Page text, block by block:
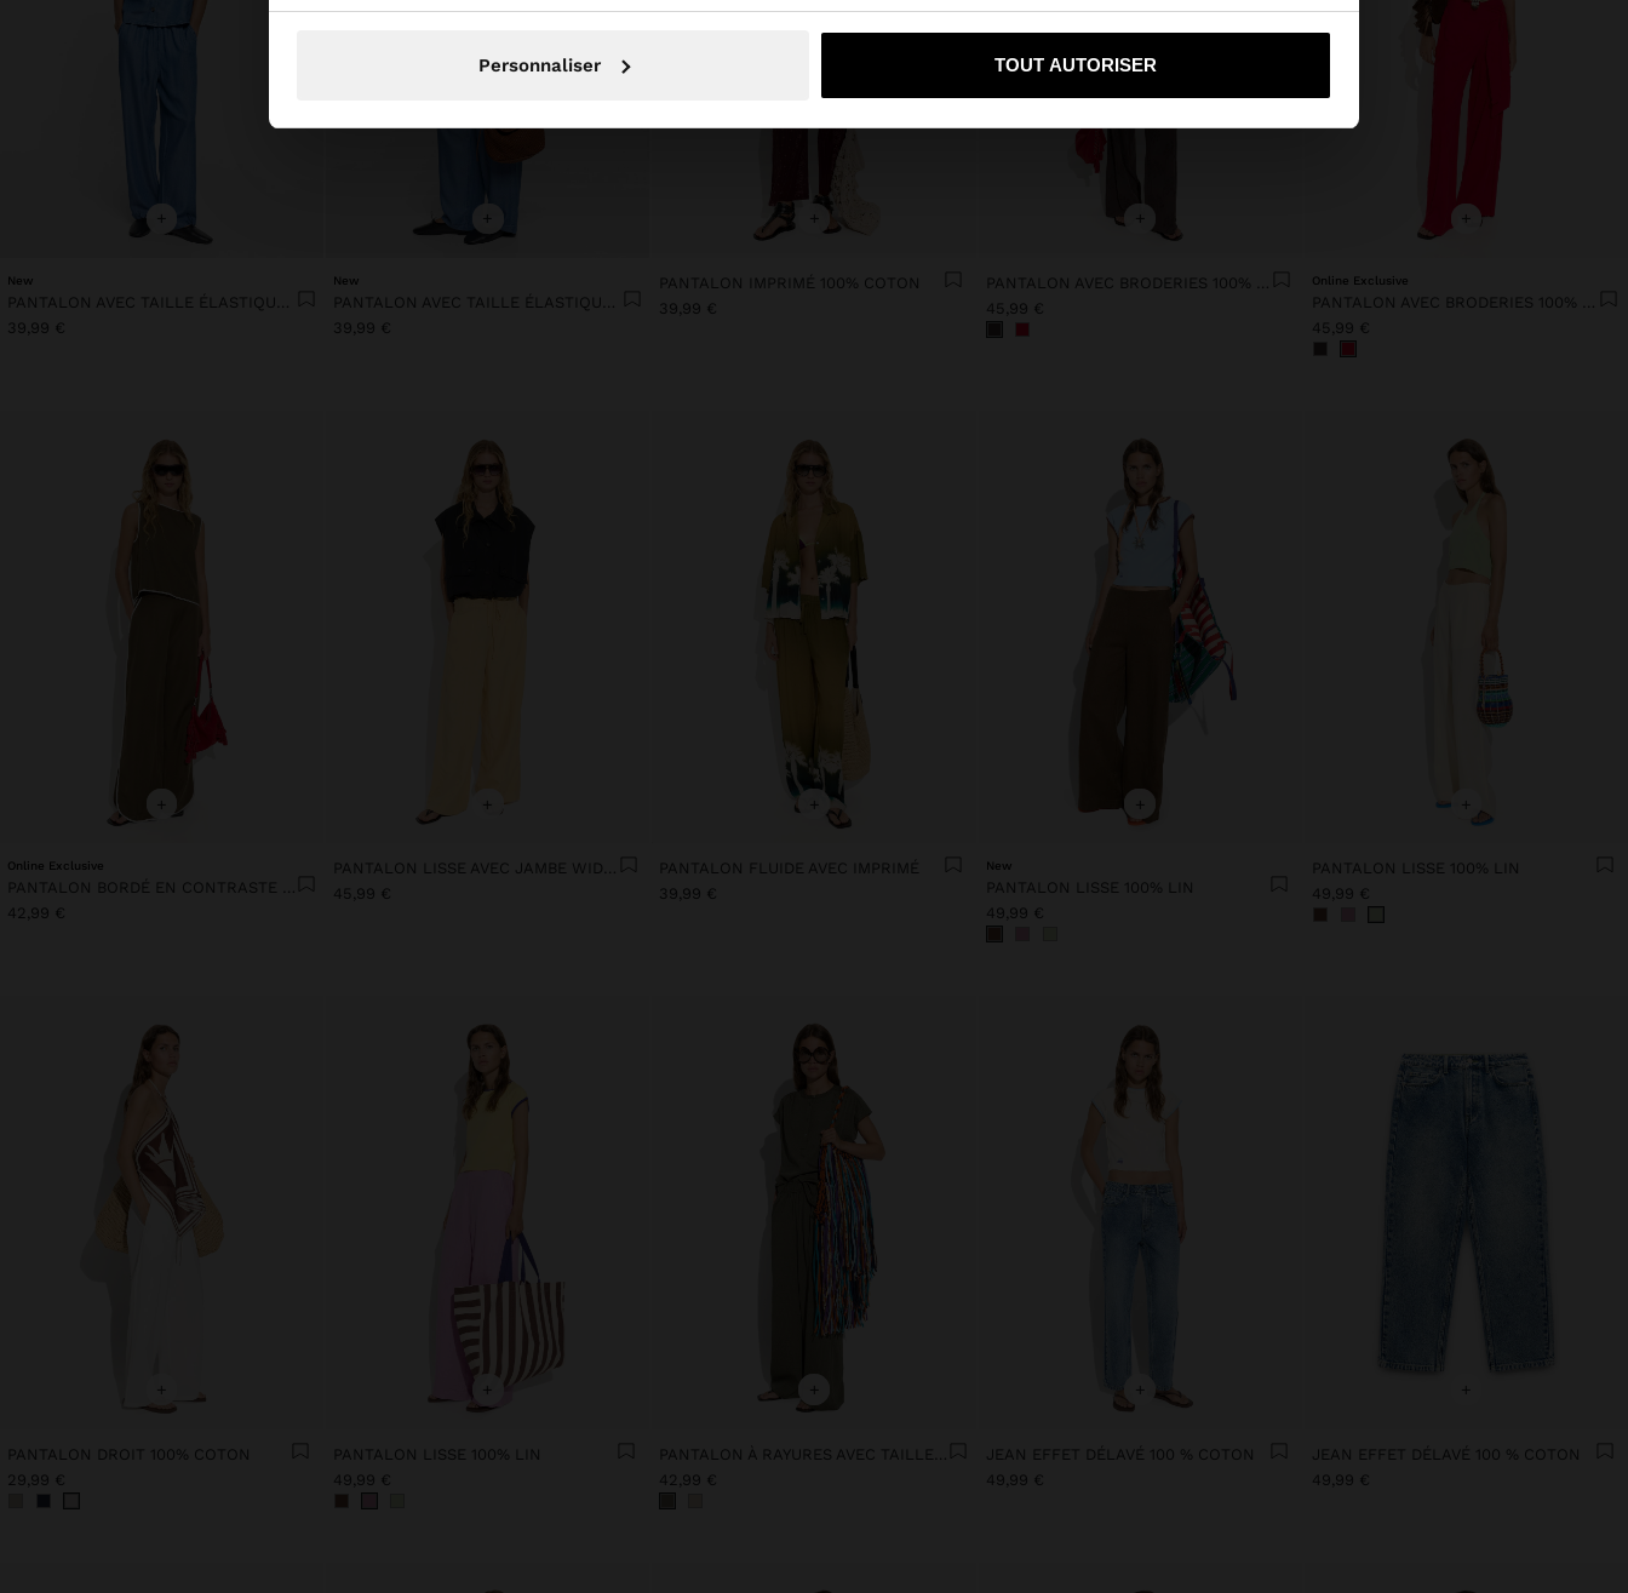
Personnaliser TOUT AUTORISER
Non, je souhaite rester sur Belgique Oui, dirigez-moi vers United States
+
New
PANTALON AVEC TAILLE ÉLASTIQUE 100% LYOCELL
39,99 €
+
New
PANTALON AVEC TAILLE ÉLASTIQUE 100% LYOCELL
39,99 €
+
PANTALON IMPRIMÉ 100% COTON
39,99 €
+
PANTALON AVEC BRODERIES 100% COTON
45,99 €
+
Online Exclusive
PANTALON AVEC BRODERIES 100% COTON
45,99 €
+
Online Exclusive
PANTALON BORDÉ EN CONTRASTE 100 % LYOCELL
42,99 €
+
PANTALON LISSE AVEC JAMBE WIDE LEG
45,99 €
+
PANTALON FLUIDE AVEC IMPRIMÉ
39,99 €
+
New
PANTALON LISSE 100% LIN
49,99 €
+
PANTALON LISSE 100% LIN
49,99 €
+
PANTALON DROIT 100% COTON
29,99 €
+
PANTALON LISSE 100% LIN
49,99 €
+
42,99 €
+
JEAN EFFET DÉLAVÉ 100 % COTON
49,99 €
+
JEAN EFFET DÉLAVÉ 100 % COTON
49,99 €